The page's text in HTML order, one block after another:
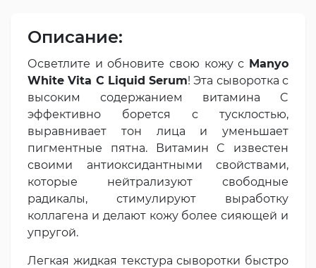
Описание:
Осветлите и обновите свою кожу с Manyo
White Vita C Liquid Serum! Эта сыворотка с
высоким содержанием витамина C
эффективно борется с тусклостью,
выравнивает тон лица и уменьшает
пигментные пятна. Витамин C известен
своими антиоксидантными свойствами,
которые нейтрализуют свободные
радикалы, стимулируют выработку
коллагена и делают кожу более сияющей и
упругой.
Легкая жидкая текстура сыворотки быстро